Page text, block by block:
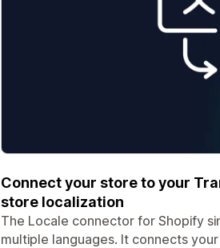
Connect your store to your
store localization
The Locale connector for Shopify
multiple languages. It connects